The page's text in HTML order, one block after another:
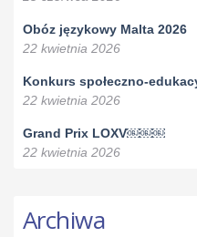
Obóz językowy Malta 2026
22 kwietnia 2026
Konkurs społeczno-
22 kwietnia 2026
Grand Prix LOXV￼￼￼
22 kwietnia 2026
Archiwa